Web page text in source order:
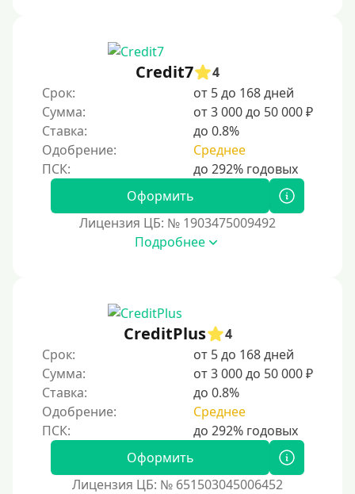
Credit7
4
Срок:
от 5 до 168 дней
Сумма:
от 3 000 до 50 000 ₽
Ставка:
до 0.8%
Одобрение:
Среднее
Оформить
Лицензия ЦБ: № 1903475009492
Подробнее
CreditPlus
4
Срок:
от 5 до 168 дней
Сумма:
от 3 000 до 50 000 ₽
Ставка:
до 0.8%
Одобрение:
Среднее
Оформить
Лицензия ЦБ: № 651503045006452